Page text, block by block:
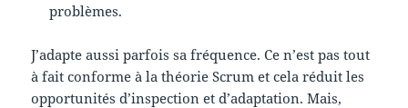
problèmes.
J’adapte aussi parfois sa fréquence. Ce n’est pas tout
à fait conforme à la théorie Scrum et cela réduit les
opportunités d’inspection et d’adaptation. Mais,